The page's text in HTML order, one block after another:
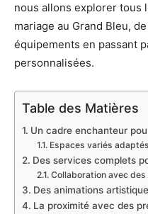
nous allons explorer tous
mariage au Grand Bleu,
équipements en passant
personnalisées.
Table des Matières
Un cadre enchanteur
Espaces variés
Des services complets
Collaboration avec
Des animations
La proximité avec des